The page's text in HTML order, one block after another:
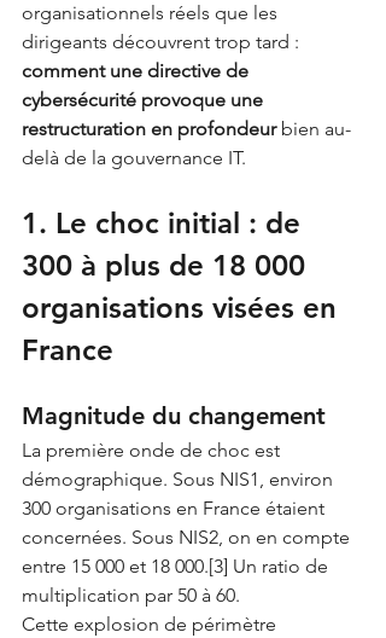
organisationnels réels que les
dirigeants découvrent trop tard :
comment une directive de
cybersécurité provoque une
restructuration en profondeur bien au-
delà de la gouvernance IT.
1. Le choc initial : de
300 à plus de 18 000
organisations visées en
France
Magnitude du changement
La première onde de choc est
démographique. Sous NIS1, environ
300 organisations en France étaient
concernées. Sous NIS2, on en compte
entre 15 000 et 18 000.[3] Un ratio de
multiplication par 50 à 60.
Cette explosion de périmètre